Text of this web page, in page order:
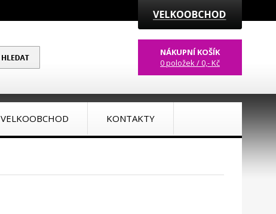
NÁKUPNÍ KOŠÍK
0 položek / 0,- Kč
VELKOOBCHOD KONTAKTY